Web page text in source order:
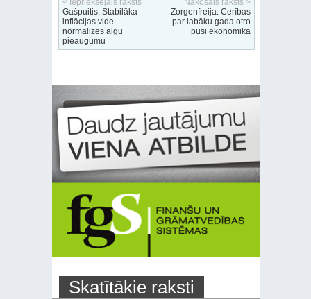
< Iepriekšējais raksts
Gašpuitis: Stabilāka
inflācijas vide
normalizēs algu
pieaugumu
Nākošais raksts >
Zorgenfreija: Cerības
par labāku gada otro
pusi ekonomikā
Skatītākie raksti